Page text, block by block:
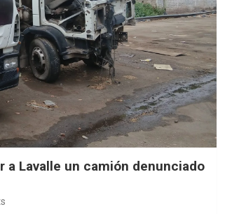
a Lavalle un camión denunciado